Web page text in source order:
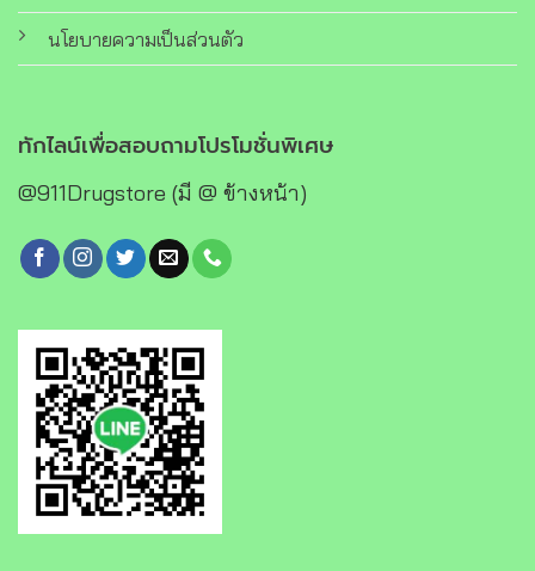
นโยบายความเป็นส่วนตัว
ทักไลน์เพื่อสอบถามโปรโมชั่นพิเศษ
@911Drugstore (มี @ ข้างหน้า)